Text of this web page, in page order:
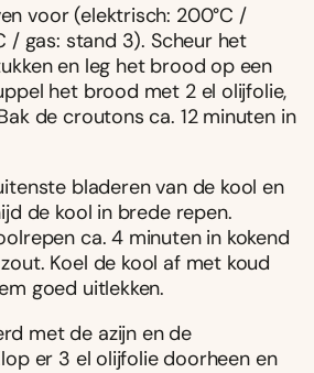
voor (elektrisch: 200°C /
/ gas: stand 3). Scheur het
en leg het brood op een
het brood met 2 el olijfolie,
de croutons ca. 12 minuten in
bladeren van de kool en
de kool in brede repen.
ca. 4 minuten in kokend
Koel de kool af met koud
goed uitlekken.
met de azijn en de
er 3 el olijfolie doorheen en